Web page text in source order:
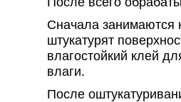
Сначала занимаются
штукатурят
влагостойкий клей
влаги.
После